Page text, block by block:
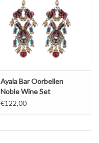
Ayala Bar Oorbellen
Noble Wine Set
€122,00